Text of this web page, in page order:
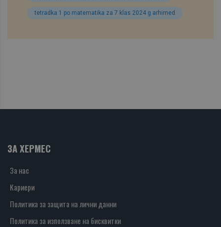
tetradka 1 po matematika za 7 klas 2024 g arhimed
ЗА ХЕРМЕС
За нас
Кариери
Политика за защита на лични данни
Политика за използване на бисквитки